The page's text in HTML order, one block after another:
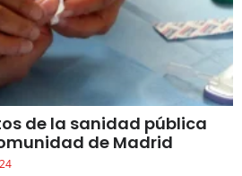
de la sanidad pública
de Madrid